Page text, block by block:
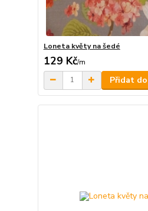
Loneta květy na šedé
129 Kč/m
Přidat